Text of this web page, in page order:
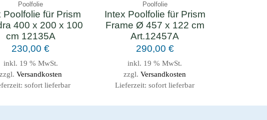
Poolfolie
Poolfolie für Prism
400 x 200 x 100
cm 12135A
230,00€
inkl. 19 % MwSt.
zzgl. Versandkosten
sofort lieferbar
Poolfolie
Intex Poolfolie für Prism
Frame Ø 457 x 122 cm
Art.12457A
290,00 €
inkl. 19 % MwSt.
zzgl.Versandkosten
Lieferzeit:sofort lieferbar